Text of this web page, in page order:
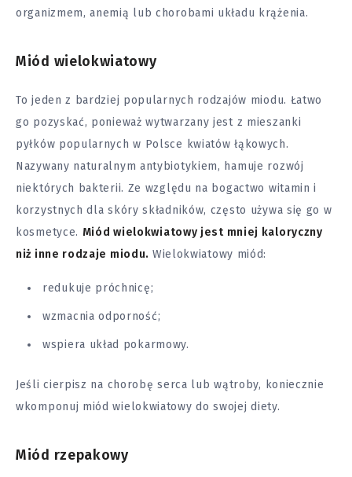
organizmem, anemią lub chorobami układu krążenia.
Miód wielokwiatowy
To jeden z bardziej popularnych rodzajów miodu. Łatwo
go pozyskać, ponieważ wytwarzany jest z mieszanki
pyłków popularnych w Polsce kwiatów łąkowych.
Nazywany naturalnym antybiotykiem, hamuje rozwój
niektórych bakterii. Ze względu na bogactwo witamin i
korzystnych dla skóry składników, często używa się go w
kosmetyce. Miód wielokwiatowy jest mniej kaloryczny
niż inne rodzaje miodu. Wielokwiatowy miód:
redukuje próchnicę;
wzmacnia odporność;
wspiera układ pokarmowy.
Jeśli cierpisz na chorobę serca lub wątroby, koniecznie
wkomponuj miód wielokwiatowy do swojej diety.
Miód rzepakowy